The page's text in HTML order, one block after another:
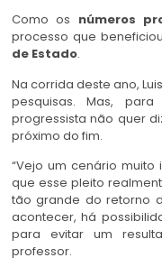
Como os números
processo que
de Estado.
Na corrida deste ano,
pesquisas. Mas,
progressista não quer
próximo do fim.
“Vejo um cenário
que esse pleito
tão grande do retorno
acontecer, há
para evitar um
professor.